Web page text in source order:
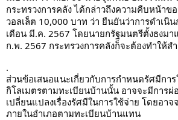
กระทรวงการคลัง ได้กล่าวถึงความคืบหน้าข
วอลเล็ต 10,000 บาท ว่า ยืนยันว่าการดำเนิ
เดือน มี.ค. 2567 โดยนายกรัฐมนตรีตั้งธงมา
ก.พ. 2567 กระทรวงการคลังก็จะต้องทำให้สำ
.
ส่วนข้อเสนอแนะเกี่ยวกับการกำหนดรัศมีกา
กิโลเมตรตามทะเบียนบ้านนั้น อาจจะมีการผ่
เปลี่ยนแปลงเรื่องรัศมีในการใช้จ่าย โดยอา
ภายในอำเภอตามทะเบียนบ้านแทน